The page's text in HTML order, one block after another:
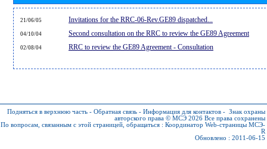
21/06/05 Invitations for the RRC-06-Rev.GE89 dispatched...
04/10/04 Second consultation on the RRC to review the GE89 Agreement
02/08/04 RRC to review the GE89 Agreement - Consultation
Подняться в верхнюю часть - Обратная связь - Информация для контактов - Знак охраны
авторского права © МСЭ 2026 Все права сохранены
По вопросам, связанным с этой страницей, обращаться : Координатор Web-страницы МСЭ-
R
Обновлено : 2011-06-15